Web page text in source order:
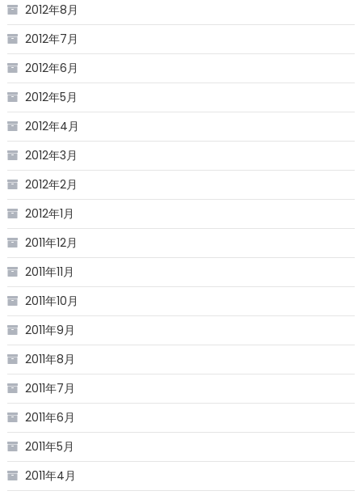
2012年8月
2012年7月
2012年6月
2012年5月
2012年4月
2012年3月
2012年2月
2012年1月
2011年12月
2011年11月
2011年10月
2011年9月
2011年8月
2011年7月
2011年6月
2011年5月
2011年4月